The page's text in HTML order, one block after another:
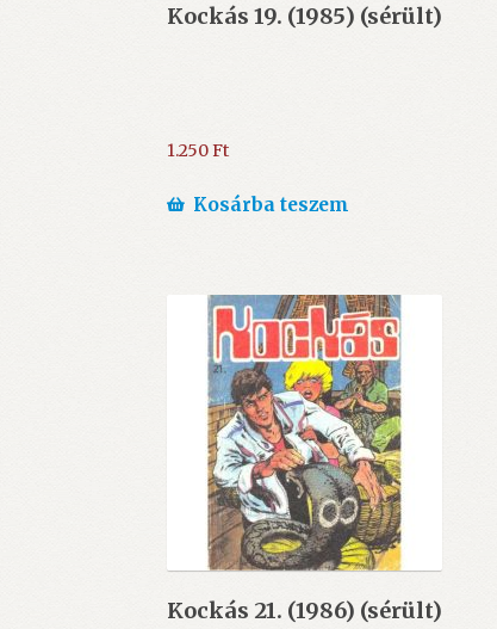
Kockás 19. (1985) (sérült)
1.250Ft
Kosárba teszem
Kockás 21. (1986) (sérült)